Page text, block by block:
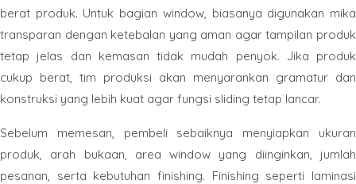
berat produk. Untuk bagian window, biasanya digunakan mika
transparan dengan ketebalan yang aman agar tampilan produk
tetap jelas dan kemasan tidak mudah penyok. Jika produk
cukup berat, tim produksi akan menyarankan gramatur dan
konstruksi yang lebih kuat agar fungsi sliding tetap lancar.
Sebelum memesan, pembeli sebaiknya menyiapkan ukuran
produk, arah bukaan, area window yang diinginkan, jumlah
pesanan, serta kebutuhan finishing. Finishing seperti laminasi